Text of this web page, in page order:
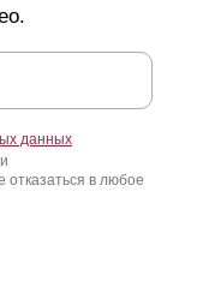
данных
в любое